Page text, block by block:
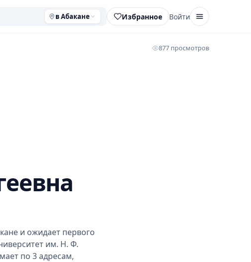
в Абакане Избранное Войти
877 просмотров
и ожидает первого
им. Н. Ф.
по 3 адресам,